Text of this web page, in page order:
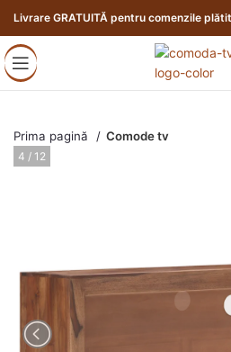
Livrare GRATUITĂ pentru comenzile
Prima pagină Comode tv
4 / 12